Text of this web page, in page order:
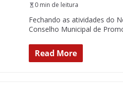
0 min de leitura
Fechando as atividades do
Conselho Municipal de
Read More